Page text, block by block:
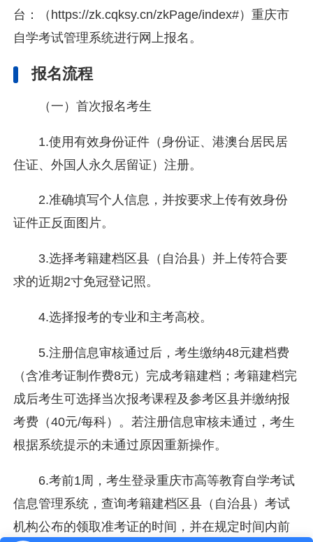
台：（https://zk.cqksy.cn/zkPage/index#）重庆市
自学考试管理系统进行网上报名。
报名流程
（一）首次报名考生
1.使用有效身份证件（身份证、港澳台居民居
住证、外国人永久居留证）注册。
2.准确填写个人信息，并按要求上传有效身份
证件正反面图片。
3.选择考籍建档区县（自治县）并上传符合要
求的近期2寸免冠登记照。
4.选择报考的专业和主考高校。
5.注册信息审核通过后，考生缴纳48元建档费
（含准考证制作费8元）完成考籍建档；考籍建档完
成后考生可选择当次报考课程及参考区县并缴纳报
考费（40元/每科）。若注册信息审核未通过，考生
根据系统提示的未通过原因重新操作。
6.考前1周，考生登录重庆市高等教育自学考试
信息管理系统，查询考籍建档区县（自治县）考试
机构公布的领取准考证的时间，并在规定时间内前